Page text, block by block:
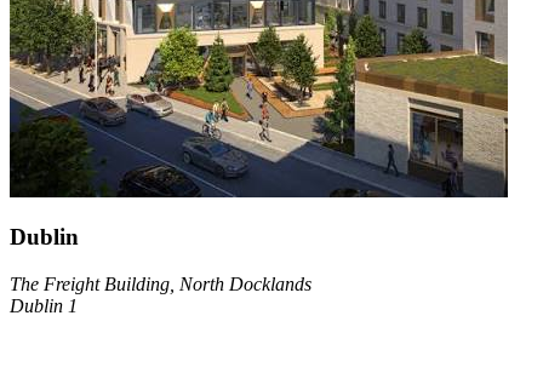
Dublin
The Freight Building, North Docklands
Dublin 1